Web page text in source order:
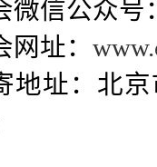
微信公众号
网址：
地址：北